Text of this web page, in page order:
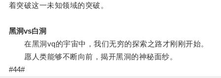
着突破这一未知领域的突破。
黑洞vs白洞
在黑洞vq的宇宙中，我们无穷的探索之路才刚刚开始。
愿人类能够不断向前，揭开黑洞的神秘面纱。
#44#